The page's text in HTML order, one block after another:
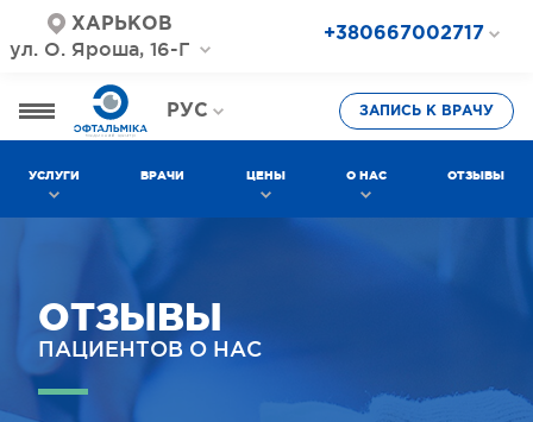
ХАРЬКОВ
ул. О. Яроша, 16-Г
+380667002717
+380577002717
РУС
УКР
ЗАПИСЬ К ВРАЧУ
УСЛУГИ ВРАЧИ ЦЕНЫ О НАС ОТЗЫВЫ
ОТЗЫВЫ
ПАЦИЕНТОВ О НАС